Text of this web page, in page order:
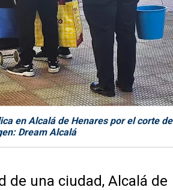
en Alcalá de Henares por el corte de
Dream Alcalá
de una ciudad, Alcalá de